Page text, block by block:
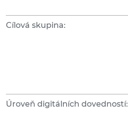
Cílová skupina:
Úroveň digitálních dovedností: